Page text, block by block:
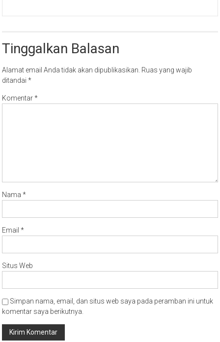
Tinggalkan Balasan
Alamat email Anda tidak akan dipublikasikan. Ruas yang wajib
ditandai*
Komentar*
Nama*
Email*
Situs Web
Simpan nama, email, dan situs web saya pada peramban ini untuk
komentar saya berikutnya.